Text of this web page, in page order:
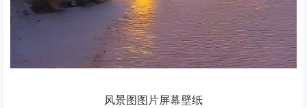
风景图图片屏幕壁纸